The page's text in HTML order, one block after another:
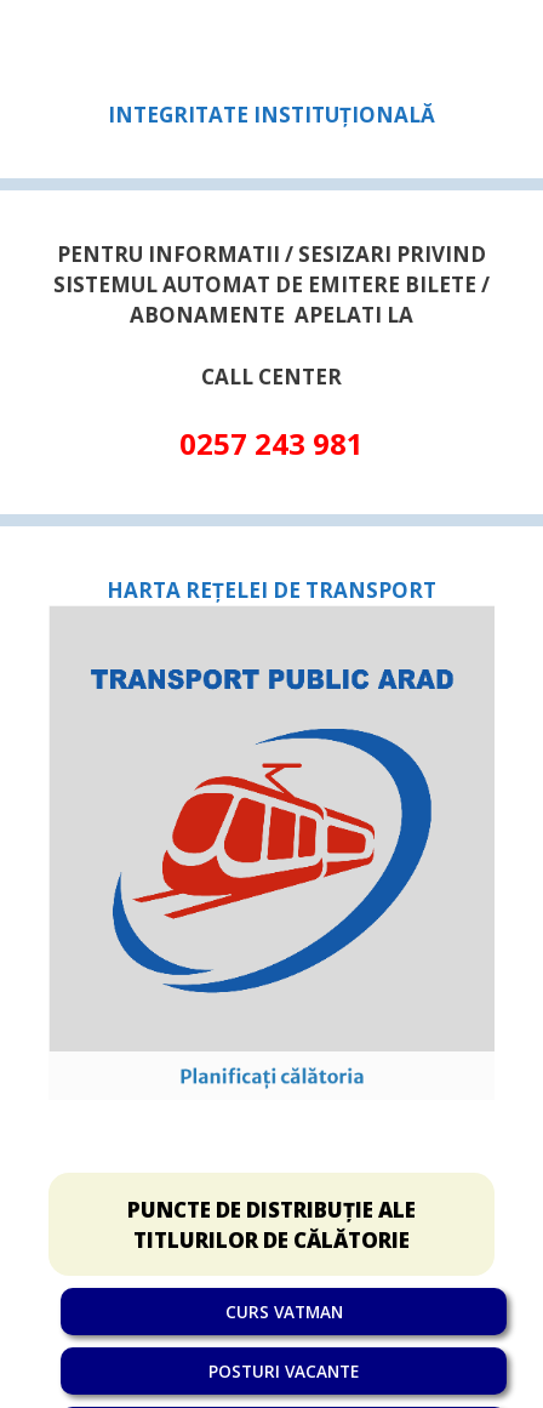
INTEGRITATE INSTITUȚIONALĂ
PENTRU INFORMATII / SESIZARI PRIVIND
SISTEMUL AUTOMAT DE EMITERE BILETE /
ABONAMENTE APELATI LA
CALL CENTER
0257 243 981
HARTA REȚELEI DE TRANSPORT
PUNCTE DE DISTRIBUȚIE ALE
TITLURILOR DE CĂLĂTORIE
CURS VATMAN
POSTURI VACANTE